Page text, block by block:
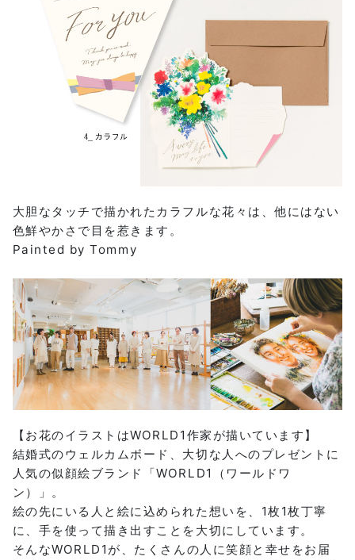
大胆なタッチで描かれたカラフルな花々は、他にはない
色鮮やかさで目を惹きます。
Painted by Tommy
【お花のイラストはWORLD1作家が描いています】
結婚式のウェルカムボード、大切な人へのプレゼントに
人気の似顔絵ブランド「WORLD1（ワールドワ
ン）」。
絵の先にいる人と絵に込められた想いを、1枚1枚丁寧
に、手を使って描き出すことを大切にしています。
そんなWORLD1が、たくさんの人に笑顔と幸せをお届